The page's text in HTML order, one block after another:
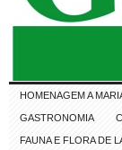
HOMENAGEM A
GASTRONOMIA
FAUNA E FLORA DE